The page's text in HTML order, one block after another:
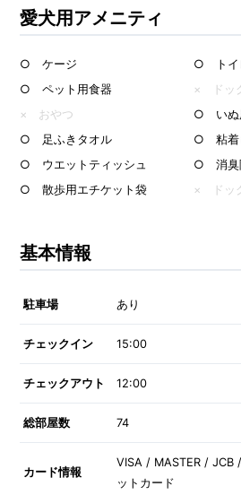
愛犬用アメニティ
○ ケージ
○ ト
○ ペット用食器
× ド
× おやつ
○ いぬ
○ 足ふきタオル
○ 粘
○ ウエットティッシュ
○ 消臭
○ 散歩用エチケット袋
× ド
基本情報
駐車場 あり
チェックイン 15:00
チェックアウト 12:00
総部屋数 74
カード情報
VISA / MASTER / JCB
ットカード